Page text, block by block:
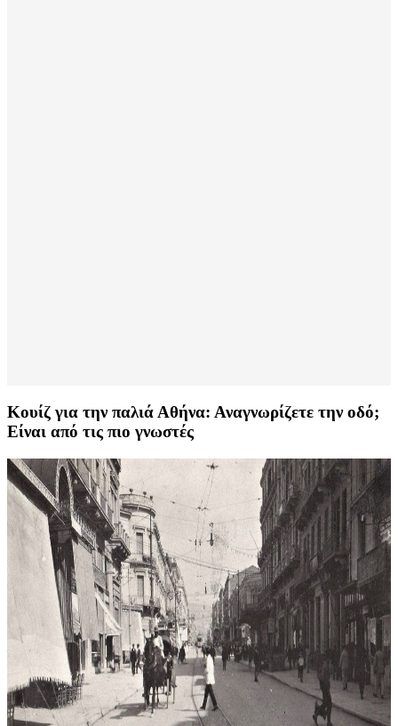
Κουίζ για την παλιά Αθήνα: Αναγνωρίζετε την οδό;
Είναι από τις πιο γνωστές